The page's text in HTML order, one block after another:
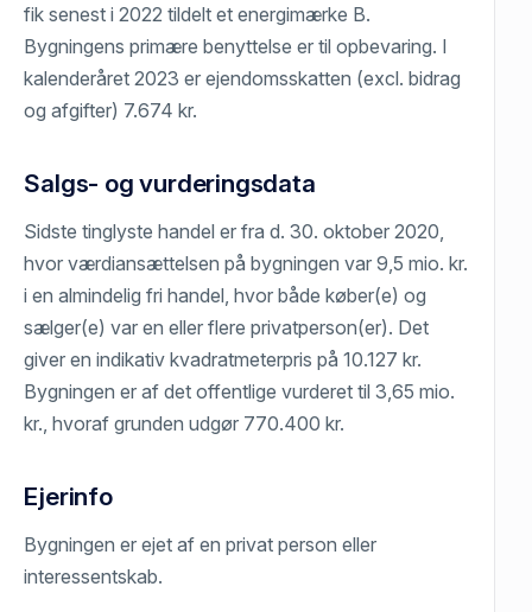
fik senest i 2022 tildelt et energimærke B.
Bygningens primære benyttelse er til opbevaring. I
kalenderåret 2023 er ejendomsskatten (excl. bidrag
og afgifter) 7.674 kr.
Salgs- og vurderingsdata
Sidste tinglyste handel er fra d. 30. oktober 2020,
hvor værdiansættelsen på bygningen var 9,5 mio. kr.
i en almindelig fri handel, hvor både køber(e) og
sælger(e) var en eller flere privatperson(er). Det
giver en indikativ kvadratmeterpris på 10.127 kr.
Bygningen er af det offentlige vurderet til 3,65 mio.
kr., hvoraf grunden udgør 770.400 kr.
Ejerinfo
Bygningen er ejet af en privat person eller
interessentskab.